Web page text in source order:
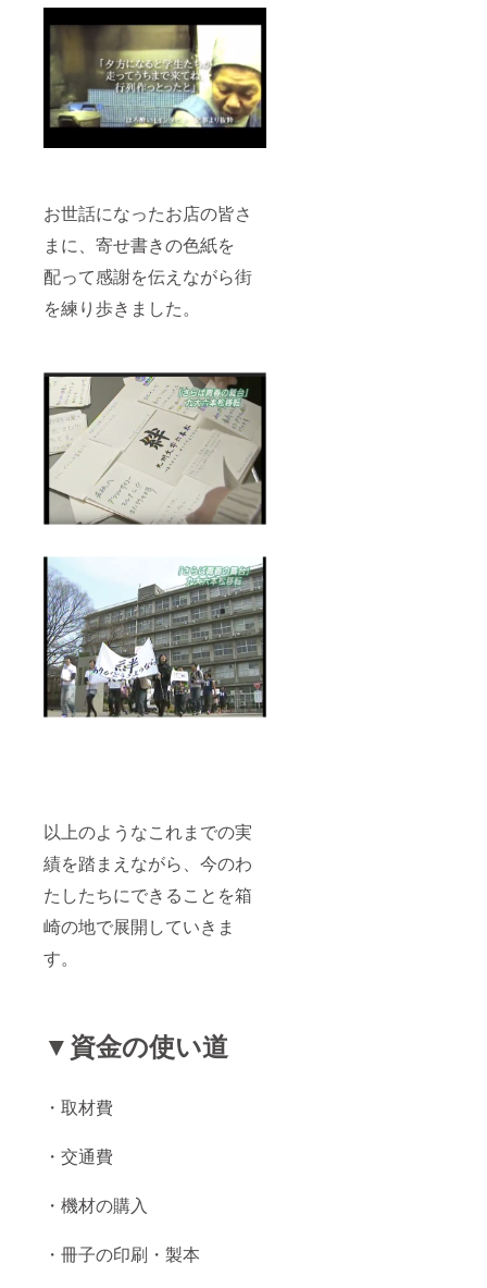
お世話になったお店の皆さ
まに、寄せ書きの色紙を
配って感謝を伝えながら街
を練り歩きました。
以上のようなこれまでの実
績を踏まえながら、今のわ
たしたちにできることを箱
崎の地で展開していきま
す。
▼資金の使い道
・取材費
・交通費
・機材の購入
・冊子の印刷・製本